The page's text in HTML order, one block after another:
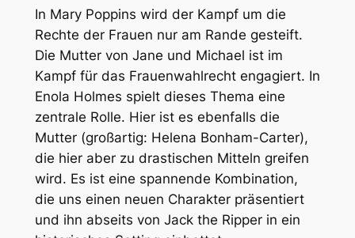
In Mary Poppins wird der Kampf um die
Rechte der Frauen nur am Rande gesteift.
Die Mutter von Jane und Michael ist im
Kampf für das Frauenwahlrecht engagiert. In
Enola Holmes spielt dieses Thema eine
zentrale Rolle. Hier ist es ebenfalls die
Mutter (großartig: Helena Bonham-Carter),
die hier aber zu drastischen Mitteln greifen
wird. Es ist eine spannende Kombination,
die uns einen neuen Charakter präsentiert
und ihn abseits von Jack the Ripper in ein